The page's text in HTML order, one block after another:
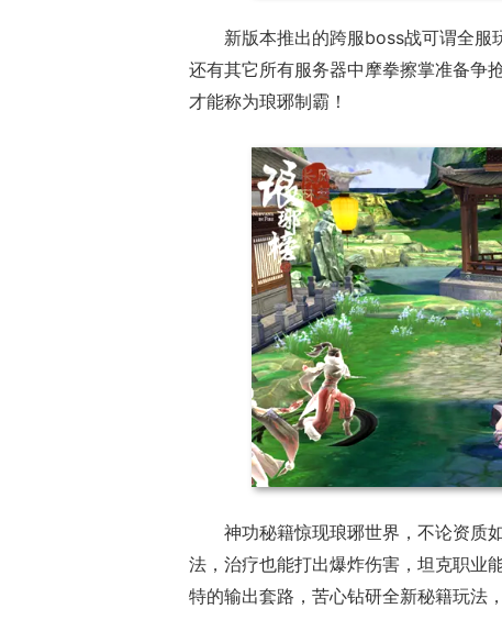
新版本推出的跨服boss战可谓全服
还有其它所有服务器中摩拳擦掌准备争
才能称为琅琊制霸！
神功秘籍惊现琅琊世界，不论资质
法，治疗也能打出爆炸伤害，坦克职业
特的输出套路，苦心钻研全新秘籍玩法